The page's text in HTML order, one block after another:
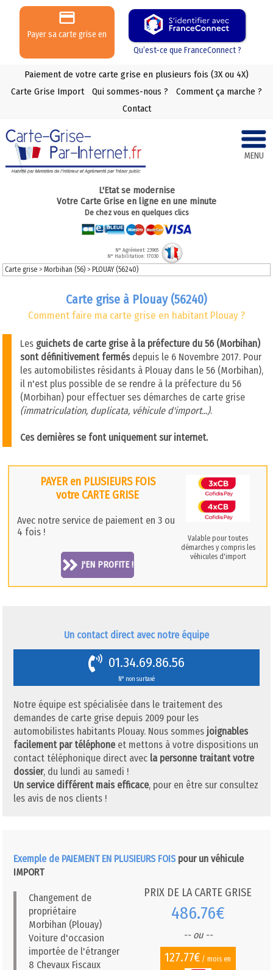
Payer sa carte grise en
Qu’est-ce que FranceConnect ?
Paiement de votre carte grise en plusieurs fois (3X ou 4X)
Carte Grise Import
Qui sommes-nous ?
Comment ça marche ?
Contact
MENU
L'Etat se modernise
Votre Carte Grise en ligne en une minute
De chez vous en quelques clics
N° Agrément: 23965
N° Habilitation: 17030
Carte grise >Morbihan (56)> PLOUAY (56240)
Carte grise à Plouay (56240)
Comment faire ma carte grise en habitant Plouay ?
Les guichets de carte grise à la préfecture du 56 (Morbihan)
sont définitivement fermésdepuis le 6 Novembre 2017. Pour
les automobilistes résidants à Plouay dans le 56 (Morbihan),
il n'est plus possible de se rendre à la préfecture du 56
(Morbihan) pour effectuer ses démarches de carte grise
(immatriculation, duplicata, véhicule d'import...).
Ces dernières se font uniquement sur internet.
PAYER en PLUSIEURS FOIS
votre CARTE GRISE
Avec notre service de paiement en 3 ou
4 fois !
J'EN PROFITE !
Valable pour toutes
démarches y compris les
véhicules d'import
Un contact direct avec notre équipe
01.34.69.86.56
N° non surtaxé
Notre équipe est spécialisée dans le traitement des
demandes de carte grise depuis 2009 pour les
automobilistes habitants Plouay. Nous sommes joignables
facilement par téléphone et mettons à votre dispositions un
contact téléphonique direct avec la personne traitant votre
dossier, du lundi au samedi !
Un service différent mais efficace, pour en être sur consultez
les avis de nos clients !
Exemple de PAIEMENT EN PLUSIEURS FOIS pour un véhicule
IMPORT
Changement de
propriétaire
Morbihan (Plouay)
Voiture d'occasion
importée de l'étranger
8 Chevaux Fiscaux
PRIX DE LA CARTE GRISE
486.76€
-- ou --
127.77€ / mois en